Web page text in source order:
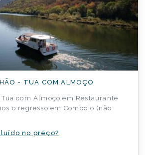
- TUA COM ALMOÇO
com Almoço em Restaurante
o regresso em Comboio (não
no preço?